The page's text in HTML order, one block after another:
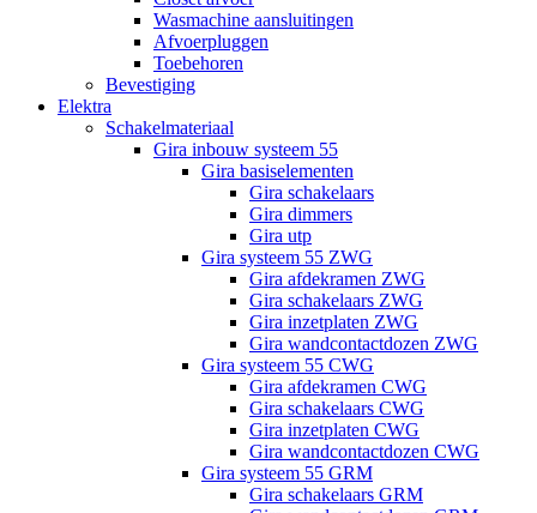
Wasmachine aansluitingen
Afvoerpluggen
Toebehoren
Bevestiging
Elektra
Schakelmateriaal
Gira inbouw systeem 55
Gira basiselementen
Gira schakelaars
Gira dimmers
Gira utp
Gira systeem 55 ZWG
Gira afdekramen ZWG
Gira schakelaars ZWG
Gira inzetplaten ZWG
Gira wandcontactdozen ZWG
Gira systeem 55 CWG
Gira afdekramen CWG
Gira schakelaars CWG
Gira inzetplaten CWG
Gira wandcontactdozen CWG
Gira systeem 55 GRM
Gira schakelaars GRM